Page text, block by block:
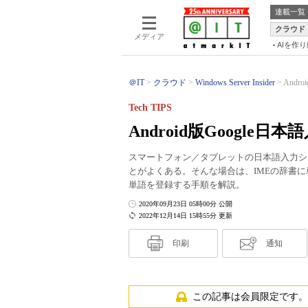
メディア
連載一覧
クラウド
AIを作
＠IT クラウド Windows Server Insider
Android版Google日本
Tech TIPS
スマートフォン／タブレットの日本語入力
とがよくある。そんな場合は、IMEの辞書
単語を登録する手順を解説。
2022年12月14日 15時55分 更新
2020年09月23日 05時00分 公開
印刷 通知
この記事は会員限定です。